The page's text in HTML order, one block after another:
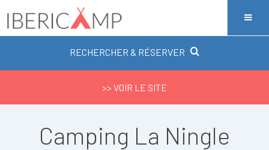
RECHERCHER & RÉSERVER
>> VOIR LE SITE
Camping La Ningle